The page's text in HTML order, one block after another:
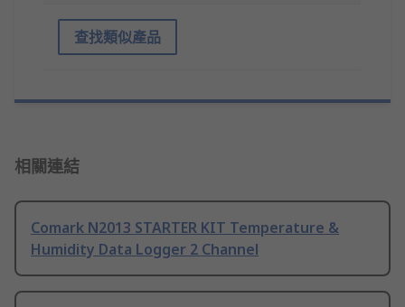
查找類似產品
相關連結
Comark N2013 STARTER KIT Temperature &
Humidity Data Logger 2 Channel